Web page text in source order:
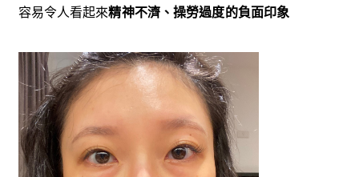
容易令人看起來精神不濟、操勞過度的負面印象